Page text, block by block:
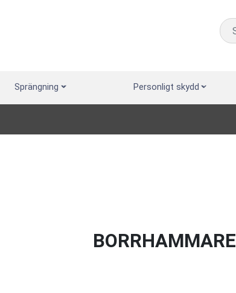
Sprängning Personligt skydd
BORRHAMMARE